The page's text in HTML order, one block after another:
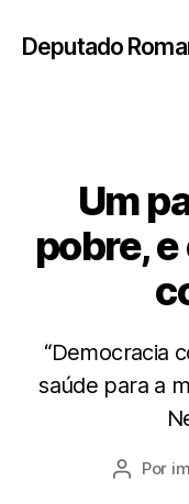
Deputado
Um
pobre,
“Democracia
saúde para a
Autor
Por